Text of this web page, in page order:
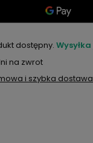
dostępny Wysyłka
na zwrot
i szybka dostawa